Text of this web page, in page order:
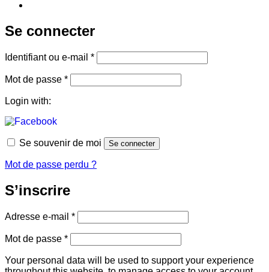
Se connecter
Identifiant ou e-mail *Obligatoire
Mot de passe *Obligatoire
Login with:
Se souvenir de moi Se connecter
Mot de passe perdu ?
S’inscrire
Adresse e-mail *Obligatoire
Mot de passe *Obligatoire
Your personal data will be used to support your experience